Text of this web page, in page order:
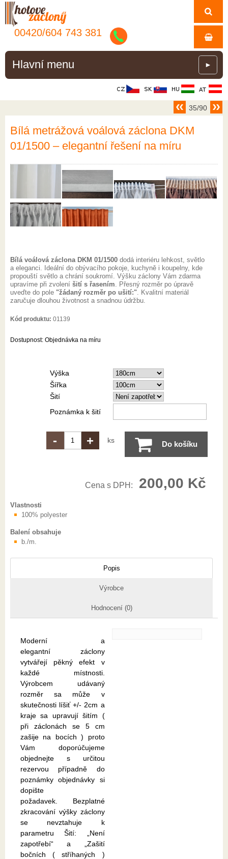
00420/604 743 381
Hlavní menu ►
35/90
Bílá metrážová voálová záclona DKM
01/1500 – elegantní řešení na míru
Bílá voálová záclona DKM 01/1500 dodá interiéru lehkost, světlo
a eleganci. Ideální do obývacího pokoje, kuchyně i koupelny, kde
propouští světlo a chrání soukromí. Výšku záclony Vám zdarma
upravíme při zvolení šití s řasením . Přesný rozměr po úpravě
uveďte do pole "žádaný rozměr po ušití:" . Kvalitní materiál
zaručuje dlouhou životnost a snadnou údržbu.
Kód produktu: 01139
Dostupnost: Objednávka na míru
Výška
Šířka
Šití
Poznámka k šití
- + ks Do košíku
Cena s DPH: 200,00 Kč
Vlastnosti
100% polyester
Balení obsahuje
b./m.
Popis
Výrobce
Hodnocení (0)
Moderní a
elegantní záclony
vytvářejí pěkný efekt v
každé místnosti.
Výrobcem udávaný
rozměr sa může v
skutečnosti líšiť +/- 2cm a
kraje sa upravují šitím (
při záclonách se 5 cm
zašije na bocích ) proto
Vám doporúčujeme
objednejte s určitou
rezervou případně do
poznámky objednávky si
dopište
požadavek. Bezplatné
zkracování výšky záclony
se nevztahuje k
parametru Šití: „Není
zapotřebí“ a „Zašití
bočních ( stříhaných )